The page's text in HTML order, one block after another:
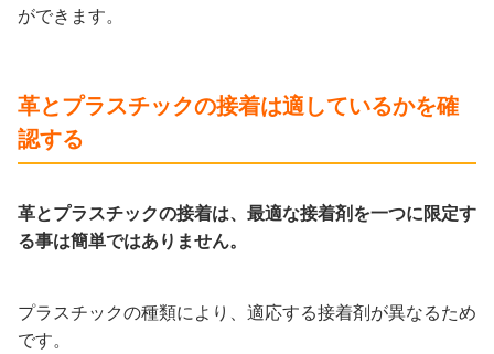
ができます。
革とプラスチックの接着は適しているかを確
認する
革とプラスチックの接着は、最適な接着剤を一つに限定す
る事は簡単ではありません。
プラスチックの種類により、適応する接着剤が異なるため
です。